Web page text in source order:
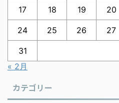
17 18 19 20
24 25 26 27
31
« 2月
カテゴリー